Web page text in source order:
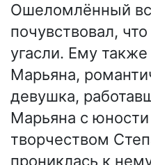
Ошеломлённый
почувствовал,
угасли. Ему
Марьяна,
девушка,
Марьяна с
творчеством
прониклась к